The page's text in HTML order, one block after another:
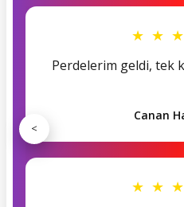
★ ★
Perdelerim geldi, tek
Canan
★ ★
<